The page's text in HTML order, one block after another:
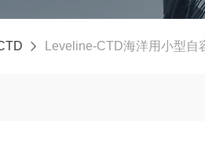
Leveline-CTD海洋用小型